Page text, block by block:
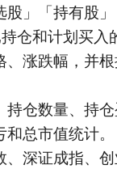
股」「持有股
仓和计划买入
、涨跌幅，并
仓数量、持
总市值统计。
深证成指、